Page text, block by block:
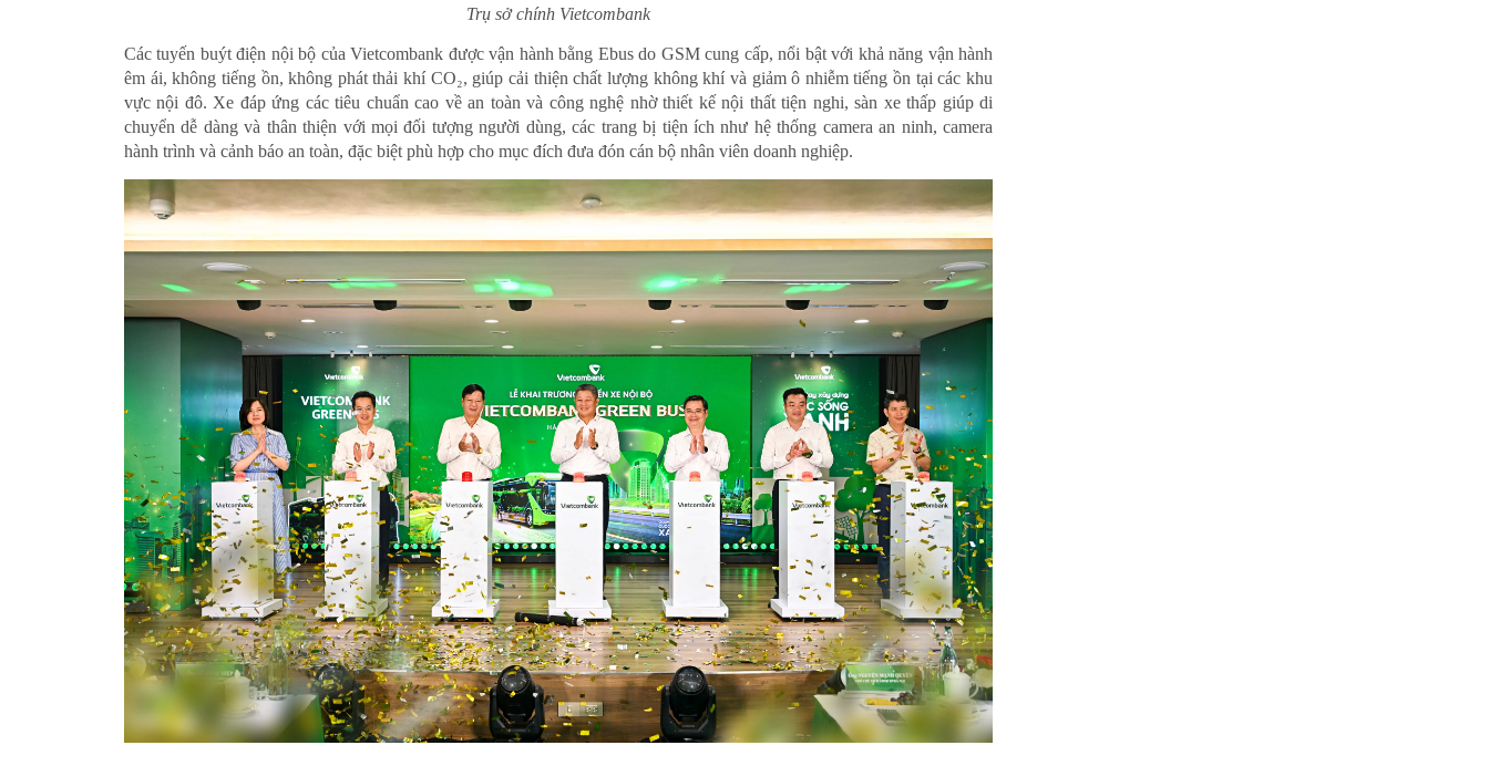
Trụ sở chính Vietcombank
Các tuyến buýt điện nội bộ của Vietcombank được vận hành bằng Ebus do GSM cung cấp, nổi bật với khả năng vận hành
êm ái, không tiếng ồn, không phát thải khí CO₂, giúp cải thiện chất lượng không khí và giảm ô nhiễm tiếng ồn tại các khu
vực nội đô. Xe đáp ứng các tiêu chuẩn cao về an toàn và công nghệ nhờ thiết kế nội thất tiện nghi, sàn xe thấp giúp di
chuyển dễ dàng và thân thiện với mọi đối tượng người dùng, các trang bị tiện ích như hệ thống camera an ninh, camera
hành trình và cảnh báo an toàn, đặc biệt phù hợp cho mục đích đưa đón cán bộ nhân viên doanh nghiệp.